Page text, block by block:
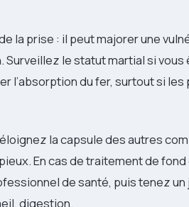
la prise : il peut majorer une
. Surveillez le statut martial si vous
l’absorption du fer, surtout si
la capsule des autres
En cas de traitement de
de santé, puis tenez
digestion.